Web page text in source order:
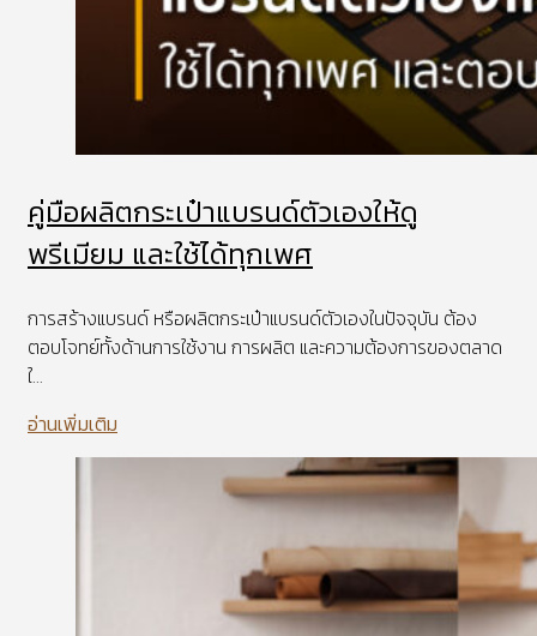
คู่มือผลิตกระเป๋าแบรนด์ตัวเองให้ดู
พรีเมียม และใช้ได้ทุกเพศ
การสร้างแบรนด์ หรือผลิตกระเป๋าแบรนด์ตัวเองในปัจจุบัน ต้อง
ตอบโจทย์ทั้งด้านการใช้งาน การผลิต และความต้องการของตลาด
ใ...
อ่านเพิ่มเติม